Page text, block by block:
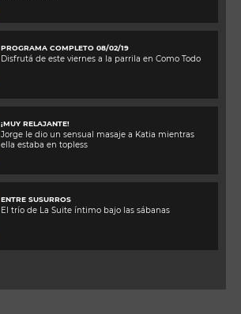
PROGRAMA COMPLETO 08/02/19
Disfrutá de este viernes a la parrila en Como Todo
¡MUY RELAJANTE!
Jorge le dio un sensual masaje a Katia mientras
ella estaba en topless
ENTRE SUSURROS
El trío de La Suite íntimo bajo las sábanas